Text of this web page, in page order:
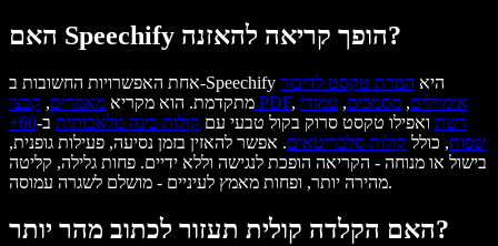
האם Speechify הופך קריאה להאזנה?
אחת האפשרויות החשובות ב-Speechify היא המרת טקסט לדיבור
מתקדמת. הוא מקריא מאמרים, קבצי PDF, אימיילים, מסמכים, עמודי
רשת ואפילו טקסט סרוק בקול טבעי עם קולות בינה מלאכותית ב-
60+
שפות, כולל קולות סלבריטאים. אפשר להאזין בזמן נסיעה, פעילות גופנית,
בישול או מנוחה - הקריאה הופכת לנגישה וללא ידיים. פחות גלילה, קליטה
מהירה יותר, ופחות מאמץ לעיניים - מושלם לשגרה עמוסה.
האם הקלדה קולית תעזור לכתוב מהר יותר?